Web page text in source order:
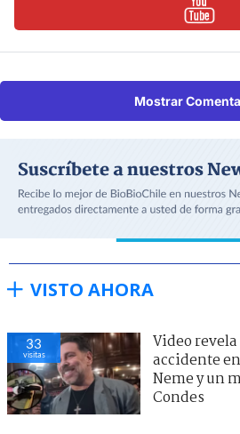
Mostrar
VISTO AHORA
33
visitas
Video
accidente
Neme y un
Condes